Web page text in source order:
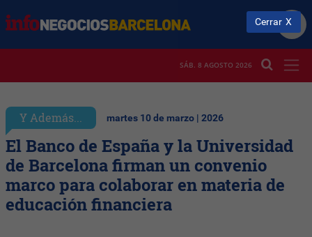
SÁB. 8 AGOSTO 2026
Y Además... martes 10 de marzo | 2026
El Banco de España y la Universidad
de Barcelona firman un convenio
marco para colaborar en materia de
educación financiera
Cerrar